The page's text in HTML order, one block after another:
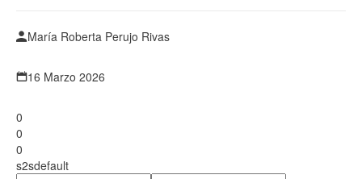
María Roberta Perujo Rivas
16 Marzo 2026
0
0
0
s2sdefault